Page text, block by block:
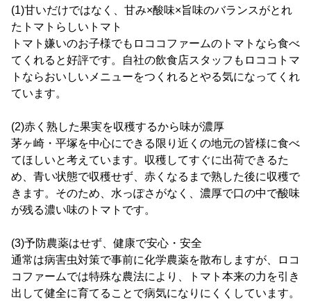
(1)甘いだけではなく、甘み×酸味×旨味のバランスがとれ
たトマトらしいトマト
トマト嫌いのお子様でもロココファームのトマトなら食べ
てくれると好評です。自社の飲食店スタッフもロココトマ
トならおいしいメニューをつくれるとやる気になってくれ
ています。
(2)赤く熟した果実を収穫するから味が濃厚
茅ヶ崎・平塚を中心にできる限り近くの地元の皆様に食べ
てほしいと考えています。収穫してすぐに出荷できるた
め、青い状態で収穫せず、赤くなるまで熟した後に収穫で
きます。そのため、水っぽさがなく、濃厚で口の中で酸味
が残る濃い味のトマトです。
(3)予防農薬はせず、健康で安心・安全
通常は病害虫対策で事前に化学農薬を散布しますが、ロコ
コファームでは特殊な農法により、トマト本来の力を引き
出して健全に育てることで病気になりにくくしています。